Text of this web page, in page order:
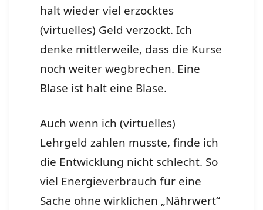
halt wieder viel erzocktes
(virtuelles) Geld verzockt. Ich
denke mittlerweile, dass die Kurse
noch weiter wegbrechen. Eine
Blase ist halt eine Blase.
Auch wenn ich (virtuelles)
Lehrgeld zahlen musste, finde ich
die Entwicklung nicht schlecht. So
viel Energieverbrauch für eine
Sache ohne wirklichen „Nährwert“